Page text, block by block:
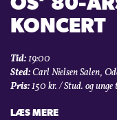
OS’ 80-
KONCERT
Tid:19:00
Sted:Carl Nielsen Salen,
Pris:150 kr. / Stud. og unge
LÆS MERE